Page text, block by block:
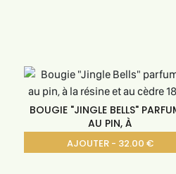
BOUGIE "JINGLE BELLS"
AU PIN, À
AJOUTER - 32.00 €